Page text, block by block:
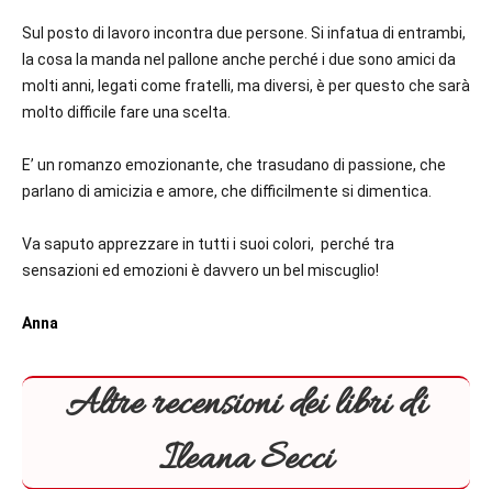
Sul posto di lavoro incontra due persone. Si infatua di entrambi,
la cosa la manda nel pallone anche perché i due sono amici da
molti anni, legati come fratelli, ma diversi, è per questo che sarà
molto difficile fare una scelta.
E’ un romanzo emozionante, che trasudano di passione, che
parlano di amicizia e amore, che difficilmente si dimentica.
Va saputo apprezzare in tutti i suoi colori, perché tra
sensazioni ed emozioni è davvero un bel miscuglio!
Anna
Altre recensioni dei libri di
Ileana Secci